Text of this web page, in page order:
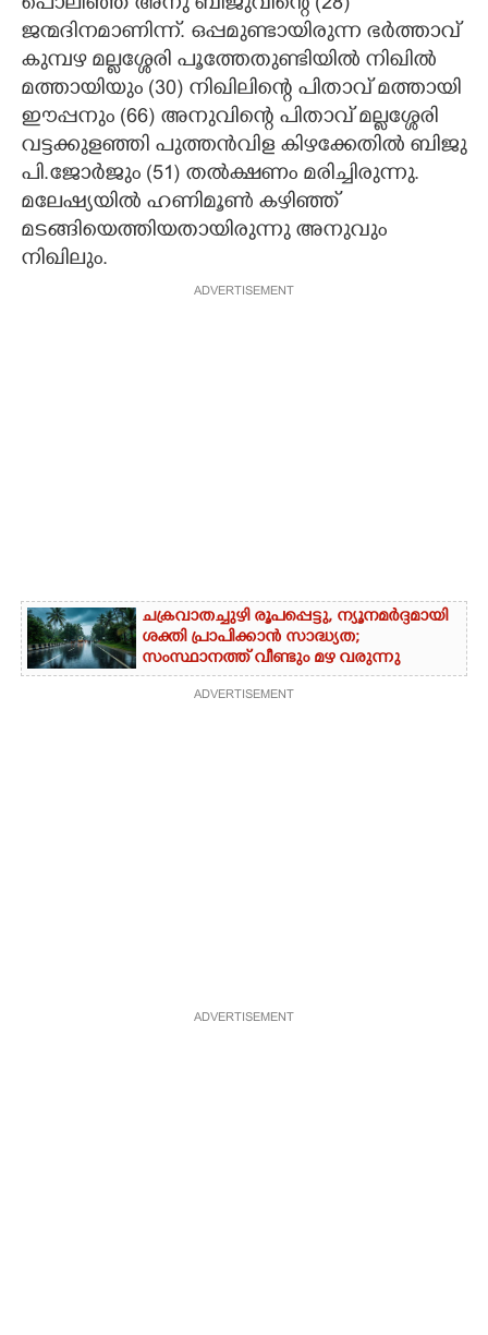
ജന്മദിനമാണിന്ന്. ഒപ്പമുണ്ടായിരുന്ന ഭർത്താവ്
കുമ്പഴ മല്ലശ്ശേരി പൂത്തേതുണ്ടിയിൽ നിഖിൽ
മത്തായിയും (30) നിഖിലിന്റെ പിതാവ് മത്തായി
ഈപ്പനും (66) അനുവിന്റെ പിതാവ് മല്ലശ്ശേരി
വട്ടക്കുളഞ്ഞി പുത്തൻവിള കിഴക്കേതിൽ ബിജു
പി.ജോർജും (51) തൽക്ഷണം മരിച്ചിരുന്നു.
മലേഷ്യയിൽ ഹണിമൂൺ കഴിഞ്ഞ്
മടങ്ങിയെത്തിയതായിരുന്നു അനുവും
നിഖിലും.
ADVERTISEMENT
ചക്രവാതച്ചുഴി രൂപപ്പെട്ടു, ന്യൂനമർദ്ദമായി
ശക്തി പ്രാപിക്കാൻ സാദ്ധ്യത;
സംസ്ഥാനത്ത് വീണ്ടും മഴ വരുന്നു
ADVERTISEMENT
ADVERTISEMENT